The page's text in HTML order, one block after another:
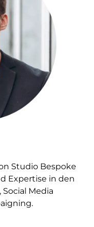
Studio Bespoke
Expertise in den
Media